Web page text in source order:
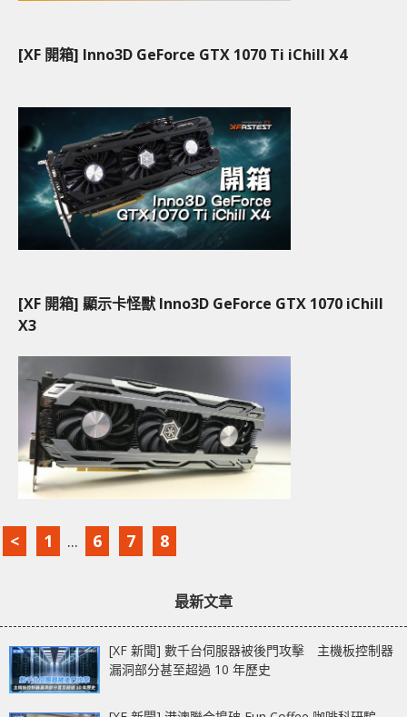
[XF 開箱] Inno3D GeForce GTX 1070 Ti iChill X4
[XF 開箱] 顯示卡怪獸 Inno3D GeForce GTX 1070 iChill
X3
< 1 ... 6 7 8
最新文章
[XF 新聞] 數千台伺服器被後門攻擊 主機板控制器
漏洞部分甚至超過 10 年歷史